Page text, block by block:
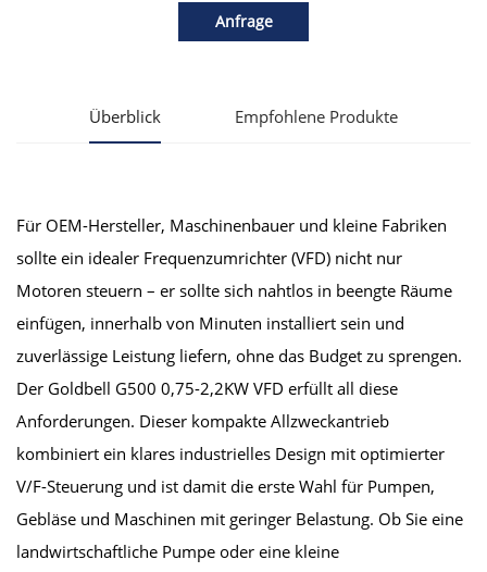
Anfrage
Überblick Empfohlene Produkte
Für OEM-Hersteller, Maschinenbauer und kleine Fabriken
sollte ein idealer Frequenzumrichter (VFD) nicht nur
Motoren steuern – er sollte sich nahtlos in beengte Räume
einfügen, innerhalb von Minuten installiert sein und
zuverlässige Leistung liefern, ohne das Budget zu sprengen.
Der Goldbell G500 0,75-2,2KW VFD erfüllt all diese
Anforderungen. Dieser kompakte Allzweckantrieb
kombiniert ein klares industrielles Design mit optimierter
V/F-Steuerung und ist damit die erste Wahl für Pumpen,
Gebläse und Maschinen mit geringer Belastung. Ob Sie eine
landwirtschaftliche Pumpe oder eine kleine